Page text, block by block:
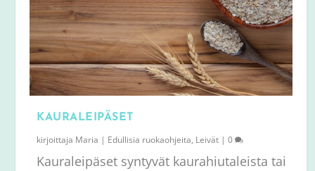
KAURALEIPÄSET
kirjoittaja Maria | Edullisia ruokaohjeita, Leivät |0
Kauraleipäset syntyvät kaurahiutaleista tai